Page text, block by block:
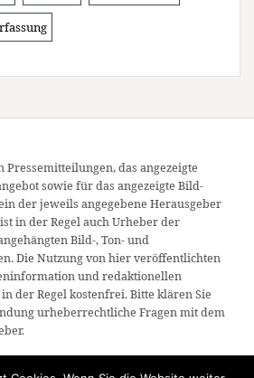
Pressemitteilungen, das angezeigte
sowie für das angezeigte Bild-
der jeweils angegebene Herausgeber
in der Regel auch Urheber der
Bild-, Ton- und
Die Nutzung von hier veröffentlichten
und redaktionellen
der Regel kostenfrei. Bitte klären Sie
urheberrechtliche Fragen mit dem